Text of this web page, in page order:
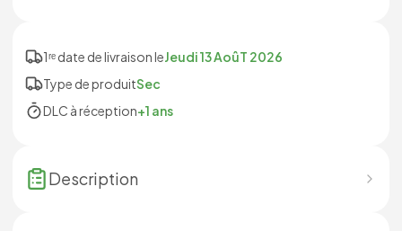
1ʳᵉ date de livraison leJeudi 13 AoûT 2026
Type de produitSec
DLC à réception+1 ans
Description